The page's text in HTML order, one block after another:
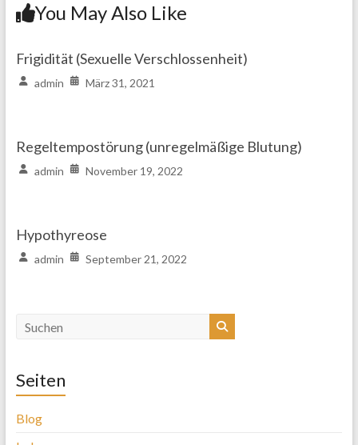
You May Also Like
Frigidität (Sexuelle Verschlossenheit)
admin März 31, 2021
Regeltempostörung (unregelmäßige Blutung)
admin November 19, 2022
Hypothyreose
admin September 21, 2022
Seiten
Blog